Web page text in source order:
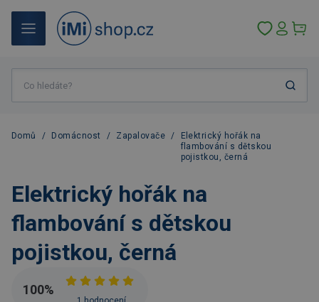
Domů / Domácnost / Zapalovače /
Elektrický hořák na
flambování s dětskou
pojistkou, černá
Elektrický hořák na
flambování s dětskou
pojistkou, černá
100%